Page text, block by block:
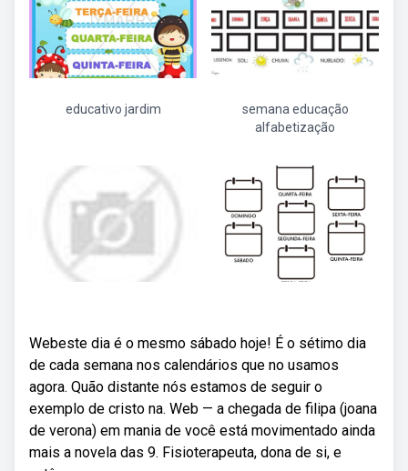
educativo jardim
semana educação
alfabetização
Webeste dia é o mesmo sábado hoje! É o sétimo dia
de cada semana nos calendários que no usamos
agora. Quão distante nós estamos de seguir o
exemplo de cristo na. Web — a chegada de filipa (joana
de verona) em mania de você está movimentado ainda
mais a novela das 9. Fisioterapeuta, dona de si, e